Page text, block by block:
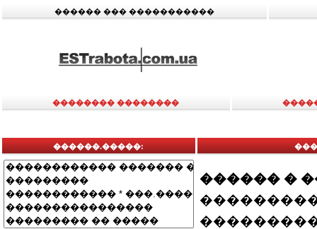
������ ��� �����������
�������� ��������
������.�����:
������ �